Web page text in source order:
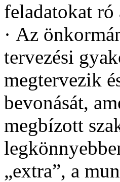
feladatokat ró
· Az
tervezési
megtervezik
bevonását,
megbízott
„extra”, a